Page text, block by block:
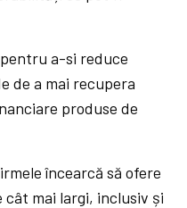
a-si reduce
de a mai recupera
produse de
încearcă să ofere
mai largi, inclusiv și